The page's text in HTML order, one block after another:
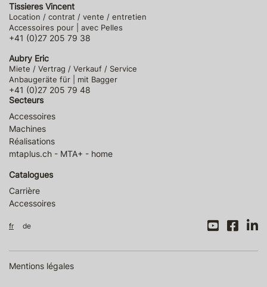
Tissieres Vincent
Location / contrat / vente / entretien
Accessoires pour | avec Pelles
+41 (0)27 205 79 38
Aubry Eric
Miete / Vertrag / Verkauf / Service
Anbaugeräte für | mit Bagger
+41 (0)27 205 79 48
Secteurs
Accessoires
Machines
Réalisations
mtaplus.ch - MTA+ - home
Catalogues
Carrière
Accessoires
fr de
Mentions légales